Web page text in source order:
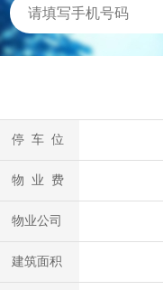
停 车 位
物 业 费
物业公司
建筑面积